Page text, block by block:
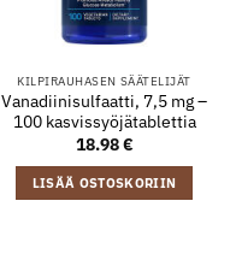
KILPIRAUHASEN SÄÄTELIJÄT
Vanadiinisulfaatti, 7,5 mg –
100 kasvissyöjätablettia
18.98€
LISÄÄ OSTOSKORIIN